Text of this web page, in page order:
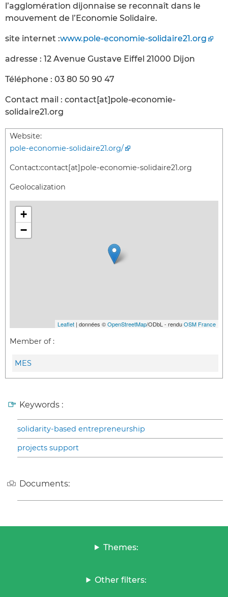
l’agglomération dijonnaise se reconnaît dans le
mouvement de l’Economie Solidaire.
site internet :www.pole-economie-solidaire21.org
adresse : 12 Avenue Gustave Eiffel 21000 Dijon
Téléphone : 03 80 50 90 47
Contact mail : contact[at]pole-economie-
solidaire21.org
Website:
pole-economie-solidaire21.org/
Contact:contact[at]pole-economie-solidaire21.org
Geolocalization
+
−
Leaflet | données ©OpenStreetMap/ODbL - renduOSM France
Member of :
MES
Keywords :
solidarity-based entrepreneurship
projects support
Documents:
Themes:
Other filters: